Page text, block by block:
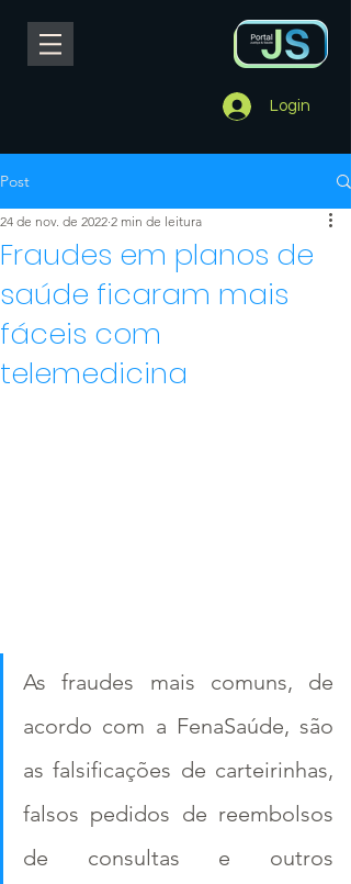
Login
Post
Fraudes em planos de
saúde ficaram mais
fáceis com
telemedicina
24 de nov. de 2022 2 min de leitura
As fraudes mais comuns, de
acordo com a FenaSaúde, são
as falsificações de carteirinhas,
falsos pedidos de reembolsos
de consultas e outros